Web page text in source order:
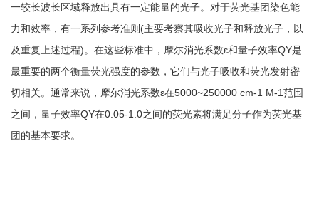
一较长波长区域释放出具有一定能量的光子。对于荧光基团染色能
力和效率，有一系列参考准则(主要考察其吸收光子和释放光子，以
及重复上述过程)。在这些标准中，摩尔消光系数ε和量子效率QY是
最重要的两个衡量荧光强度的参数，它们与光子吸收和荧光发射密
切相关。通常来说，摩尔消光系数ε在5000~250000 cm-1 M-1范围
之间，量子效率QY在0.05-1.0之间的荧光素将满足分子作为荧光基
团的基本要求。